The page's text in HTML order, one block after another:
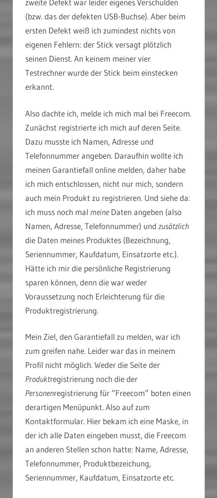
zweite Defekt war leider eigenes Verschulden
(bzw. das der defekten USB-Buchse). Aber beim
ersten Defekt weiß ich zumindest nichts von
eigenen Fehlern: der Stick versagt plötzlich
seinen Dienst. An keinem meiner vier
Testrechner wurde der Stick beim einstecken
erkannt.
Also dachte ich, melde ich mich mal bei Freecom.
Zunächst registrierte ich mich auf deren Seite.
Dazu musste ich Namen, Adresse und
Telefonnummer angeben. Daraufhin wollte ich
meinen Garantiefall online melden, daher habe
ich mich entschlossen, nicht nur mich, sondern
auch mein Produkt zu registrieren. Und siehe da:
ich muss noch mal meineDaten angeben (also
Namen, Adresse, Telefonnummer) und zusätzlich
die Daten meines Produktes (Bezeichnung,
Seriennummer, Kaufdatum, Einsatzorte etc.).
Hätte ich mir die persönliche Registrierung
sparen können, denn die war weder
Voraussetzung noch Erleichterung für die
Produktregistrierung.
Mein Ziel, den Garantiefall zu melden, war ich
zum greifen nahe. Leider war das in meinem
Profil nicht möglich. Weder die Seite der
Produktregistrierung noch die der
Personenregistrierung für “Freecom” boten einen
derartigen Menüpunkt. Also auf zum
Kontaktformular. Hier bekam ich eine Maske, in
der ich alle Daten eingeben musst, die Freecom
an anderen Stellen schon hatte: Name, Adresse,
Telefonnummer, Produktbezeichung,
Seriennummer, Kaufdatum, Einsatzorte etc.